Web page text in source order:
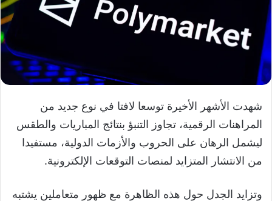
شهدت الأشهر الأخيرة توسعا لافتا في نوع جديد من
المراهنات الرقمية، تجاوز التنبؤ بنتائج المباريات والطقس
ليشمل الرهان على الحروب والأزمات الدولية، مستفيدا
من الانتشار المتزايد لمنصات التوقعات الإلكترونية.
وتزايد الجدل حول هذه الظاهرة مع ظهور متعاملين يشتبه